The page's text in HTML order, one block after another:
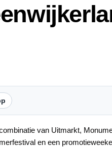
van Uitmarkt,
en een